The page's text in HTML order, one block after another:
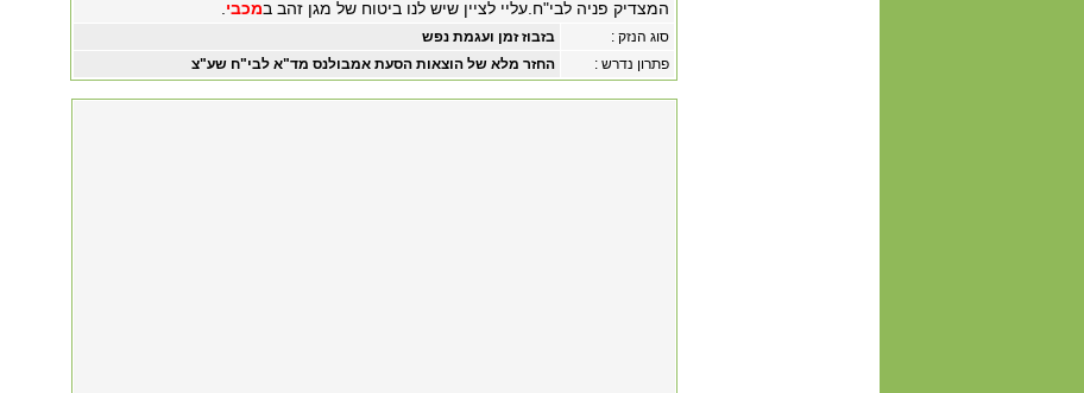
המצדיק פניה לבי"ח.עליי לציין שיש לנו ביטוח של מגן זהב במכבי
בזבוז זמן ועגמת נפש
סוג הנזק :
החזר מלא של הוצאות הסעת אמבולנס מד"א לבי"ח שע"צ
פתרון נדרש :